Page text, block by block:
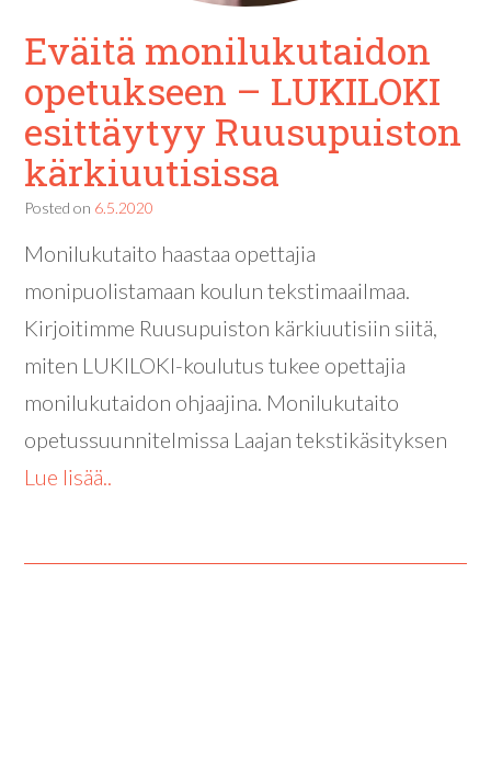
Eväitä monilukutaidon
opetukseen – LUKILOKI
esittäytyy Ruusupuiston
kärkiuutisissa
Posted on 6.5.2020
Monilukutaito haastaa opettajia
monipuolistamaan koulun tekstimaailmaa.
Kirjoitimme Ruusupuiston kärkiuutisiin siitä,
miten LUKILOKI-koulutus tukee opettajia
monilukutaidon ohjaajina. Monilukutaito
opetussuunnitelmissa Laajan tekstikäsityksen
Lue lisää..